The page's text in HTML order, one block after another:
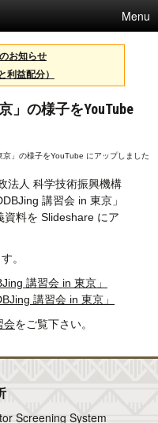
Menu
お知らせ
利益配分）
」の様子をYouTube
京」の様子をYouTube にアップしました
法人 科学技術振興機構
講習会 in 東京」
資料を Slideshare にア
。
講習会 in 東京」
講習会 in 東京」
会をご覧下さい。
Screening System